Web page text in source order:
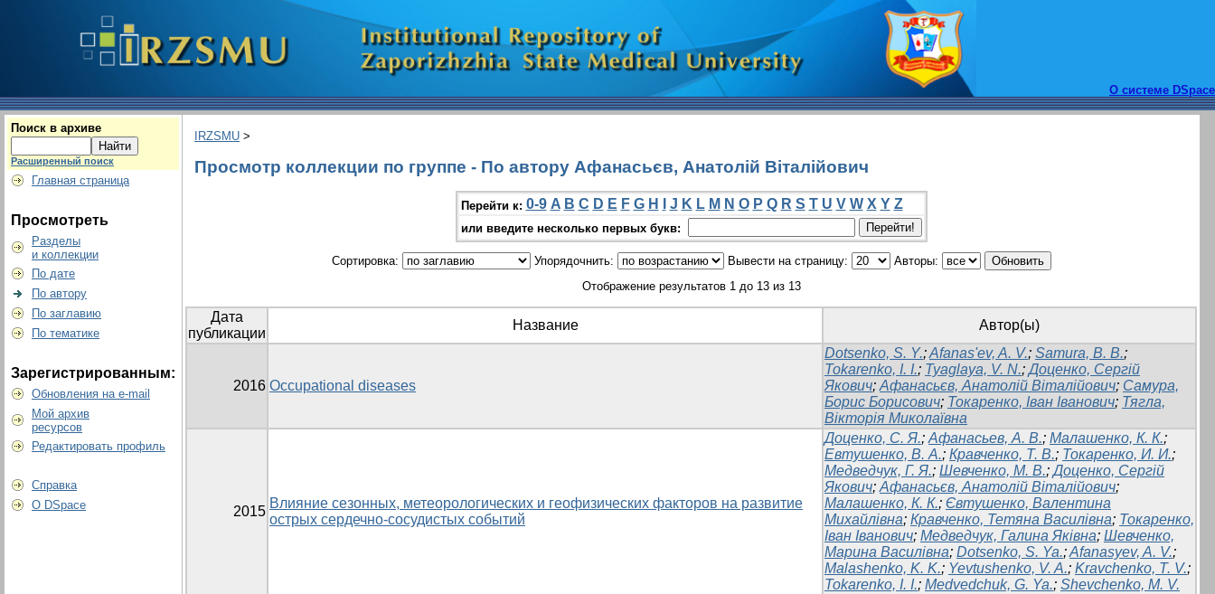
О системе DSpace
Поиск в архиве
Расширенный поиск
Главная страница
Просмотреть
Разделы
и коллекции
По дате
По автору
По заглавию
По тематике
Зарегистрированным:
Обновления на e-mail
Мой архив
ресурсов
Редактировать профиль
Справка
О DSpace
IRZSMU >
Просмотр коллекции по группе - По автору Афанасьєв, Анатолій Віталійович
Перейти к: 0-9 A B C D E F G H J K L M N O P Q R S T U V W X Y Z
или введите несколько первых букв:
Сортировка: Упорядочнить: Вывести на страницу:
Авторы:
Отображение результатов 1 до 13 из 13
Дата
публикации
Название Автор(ы)
2016 Occupational diseases
Dotsenko, S. Y.;Afanas'ev, A. V.; Samura, B. B.;
Tokarenko, I. I.; Tyaglaya, V. N.;Доценко, Сергій
Якович; Афанасьєв, Анатолій Віталійович; Самура,
Борис Борисович; Токаренко, Іван Іванович; Тягла,
Вікторія Миколаївна
2015
Влияние сезонных, метеорологических и геофизических факторов на развитие
острых сердечно-сосудистых событий
Доценко, С. Я.; Афанасьев, А. В.; Малашенко, К. К.;
Евтушенко, В. А.; Кравченко, Т. В.; Токаренко, И. И.;
Медведчук, Г. Я.; Шевченко, М. В.;Доценко, Сергій
Якович; Афанасьєв, Анатолій Віталійович;
Малашенко, К. К.; Євтушенко, Валентина
Михайлівна; Кравченко, Тетяна Василівна; Токаренко,
Іван Іванович; Медведчук, Галина Яківна; Шевченко,
Марина Василівна; Dotsenko, S. Ya.;Afanasyev, A. V.;
Malashenko, K. K.; Yevtushenko, V. A.; Kravchenko, T. V.;
Tokarenko, I. I.; Medvedchuk, G. Ya.; Shevchenko, M. V.